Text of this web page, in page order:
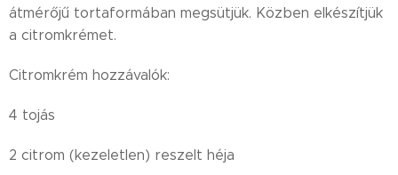
átmérőjű tortaformában megsütjük. Közben elkészítjük
a citromkrémet.
Citromkrém hozzávalók:
4 tojás
2 citrom (kezeletlen) reszelt héja